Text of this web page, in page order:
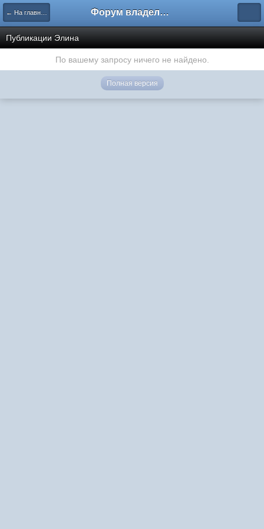
← На главную Форум владельцев интернет-магазинов
Публикации Элина
По вашему запросу ничего не найдено.
Полная версия